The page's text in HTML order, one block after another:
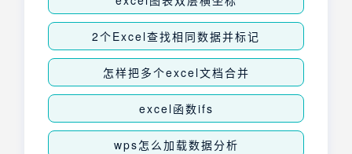
2个Excel查找相同数据并标记
怎样把多个excel文档合并
excel函数ifs
wps怎么加载数据分析